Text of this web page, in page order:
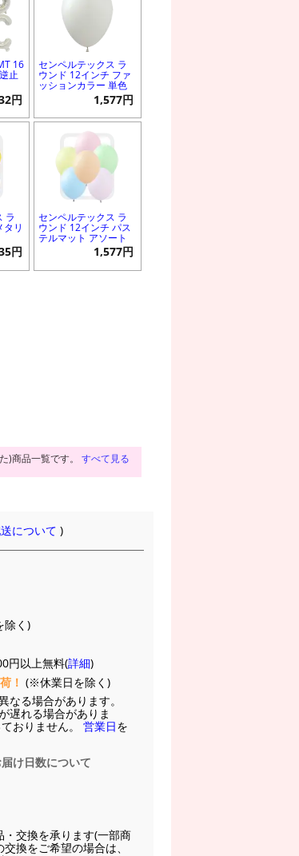
16
止
円
センペルテックス ラ
ウンド 12インチ ファ
ッションカラー 単色
1,577円
ラ
リ
円
センペルテックス ラ
ウンド 12インチ パス
テルマット アソート
1,577円
)商品一覧です。 すべて見る
について )
除く)
円以上無料(詳細)
！ (※休業日を除く)
なる場合があります。
遅れる場合がありま
おりません。 営業日を
け日数について
交換を承ります(一部商
換をご希望の場合は、